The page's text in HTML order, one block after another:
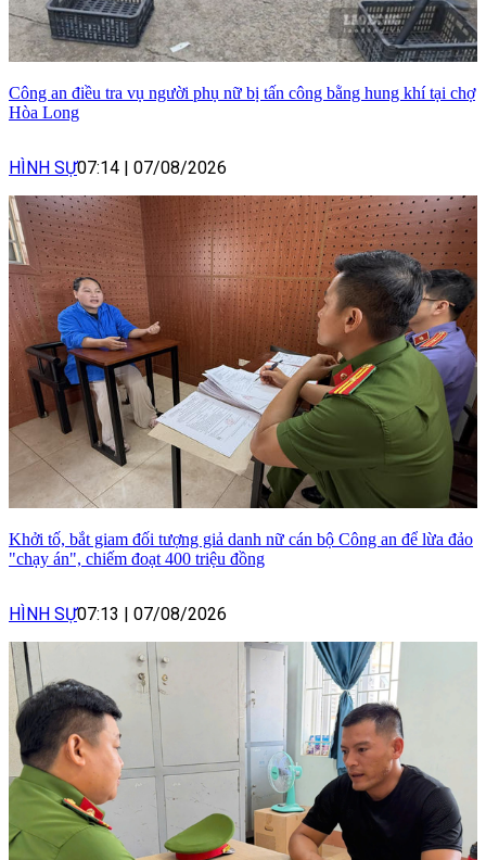
Công an điều tra vụ người phụ nữ bị tấn công bằng hung khí tại chợ
Hòa Long
HÌNH SỰ07:14 | 07/08/2026
Khởi tố, bắt giam đối tượng giả danh nữ cán bộ Công an để lừa đảo
"chạy án", chiếm đoạt 400 triệu đồng
HÌNH SỰ07:13 | 07/08/2026